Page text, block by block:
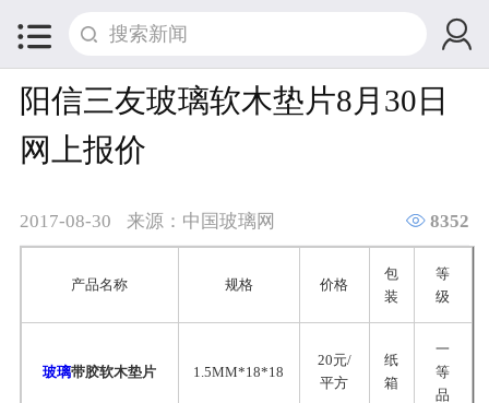
 
阳信三友玻璃软木垫片8月30日
网上报价
2017-08-30 来源：中国玻璃网  8352
产品名称 规格 价格
包
装
等
级
玻璃带胶软木垫片 1.5MM*18*18
20元/
平方
纸
箱
一
等
品